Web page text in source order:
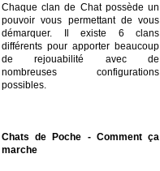
Chaque clan de Chat possède un
pouvoir vous permettant de vous
démarquer. Il existe 6 clans
différents pour apporter beaucoup
de rejouabilité avec de
nombreuses configurations
possibles.
Chats de Poche - Comment ça
marche